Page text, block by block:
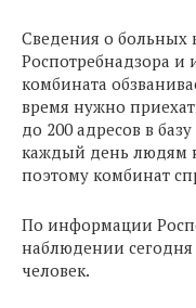
Сведения о больных
Роспотребнадзора и
комбината
время нужно
до 200 адресов в
каждый день людям
поэтому комбинат
По информации
наблюдении сегодня
человек.